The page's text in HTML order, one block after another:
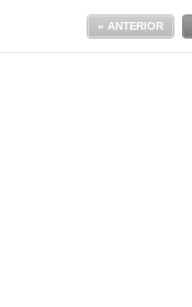
« ANTERIOR